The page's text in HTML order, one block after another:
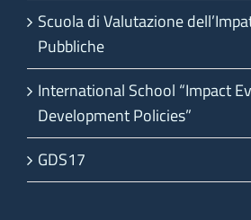
Scuola di Valutazione
Pubbliche
International School “Impact
Development Policies”
GDS17